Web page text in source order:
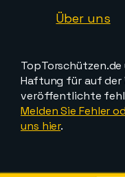
Über uns
Haftung für auf der
veröffentlichte
Melden Sie Fehler
uns hier.